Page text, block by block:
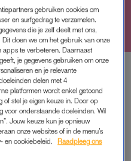
­UITERLIJK,
EN DE ROL
FANTASIE
MET
gebruiken cookies om
en surfgedrag te verzamelen.
die je zelf deelt met ons,
doen we om het gebruik van onze
apps te verbeteren. Daarnaast
je gegevens gebruiken om onze
en je relevante
delen met 4
platformen wordt enkel getoond
of stel je eigen keuze in. Door op
voor onderstaande doeleinden. Wil
Jouw keuze kun je opnieuw
onze websites of in de menu’s
en cookiebeleid.
Raadpleeg ons